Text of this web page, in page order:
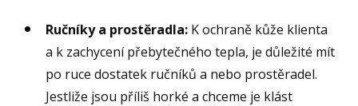
Ručníky a prostěradla: K ochraně kůže klienta
a k zachycení přebytečného tepla, je důležité mít
po ruce dostatek ručníků a nebo prostěradel.
Jestliže jsou příliš horké a chceme je klást